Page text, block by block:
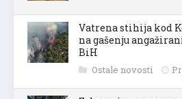
Vatrena stihija kod
na gašenju
BiH
Ostale novosti